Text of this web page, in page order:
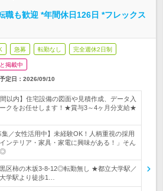
職も歓迎 *年間休日126日 *フレックス
急募 転勤なし 完全週休2日制
掲載中
定日： 2026/09/10
間以内】住宅設備の図面や見積作成、データ入
クをお任せします！★賞与3～4ヶ月分支給★
集／女性活用中】未経験OK！人柄重視の採用
ンテリア・家具・家電に興味がある！」そん
◎
黒区柿の木坂3-8-12◎転勤無し ★都立大学駅／
学駅より徒歩1…